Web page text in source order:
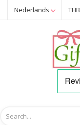
Nederlands THB